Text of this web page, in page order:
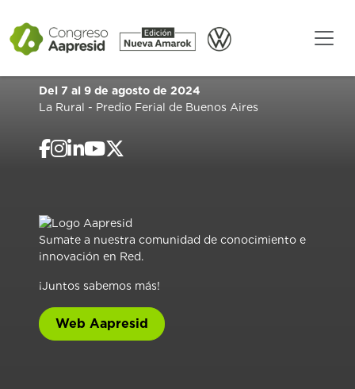
Del 7 al 9 de agosto de 2024
La Rural - Predio Ferial de Buenos Aires
Sumate a nuestra comunidad de conocimiento e
innovación en Red.
¡Juntos sabemos más!
Web Aapresid